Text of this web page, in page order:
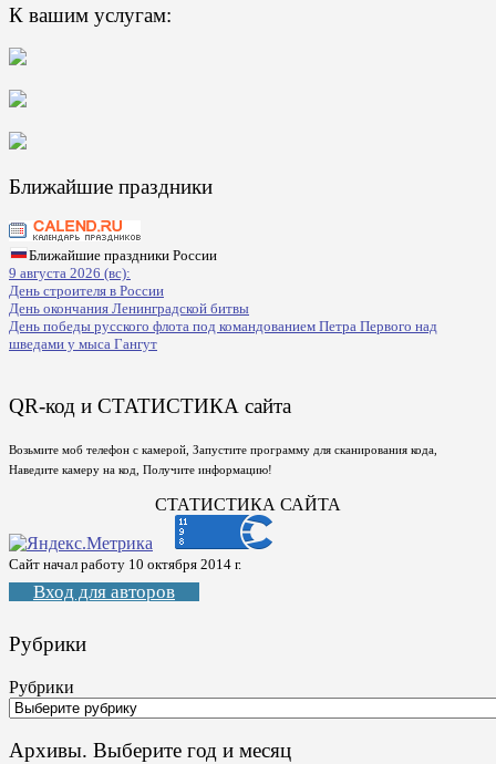
К вашим услугам:
Ближайшие праздники
Ближайшие праздники России
9 августа 2026 (вс):
День строителя в России
День окончания Ленинградской битвы
День победы русского флота под командованием Петра Первого над
шведами у мыса Гангут
QR-код и СТАТИСТИКА сайта
Возьмите моб телефон с камерой, Запустите программу для сканирования кода,
Наведите камеру на код, Получите информацию!
СТАТИСТИКА САЙТА
Сайт начал работу 10 октября 2014 г.
Вход для авторов
Рубрики
Рубрики
Архивы. Выберите год и месяц